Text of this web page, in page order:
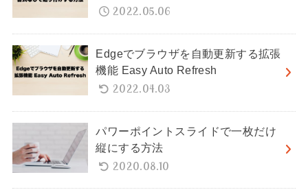
2022.05.06
Edgeでブラウザを自動更新する拡張
機能 Easy Auto Refresh
2022.04.03
パワーポイントスライドで一枚だけ
縦にする方法
2020.08.10